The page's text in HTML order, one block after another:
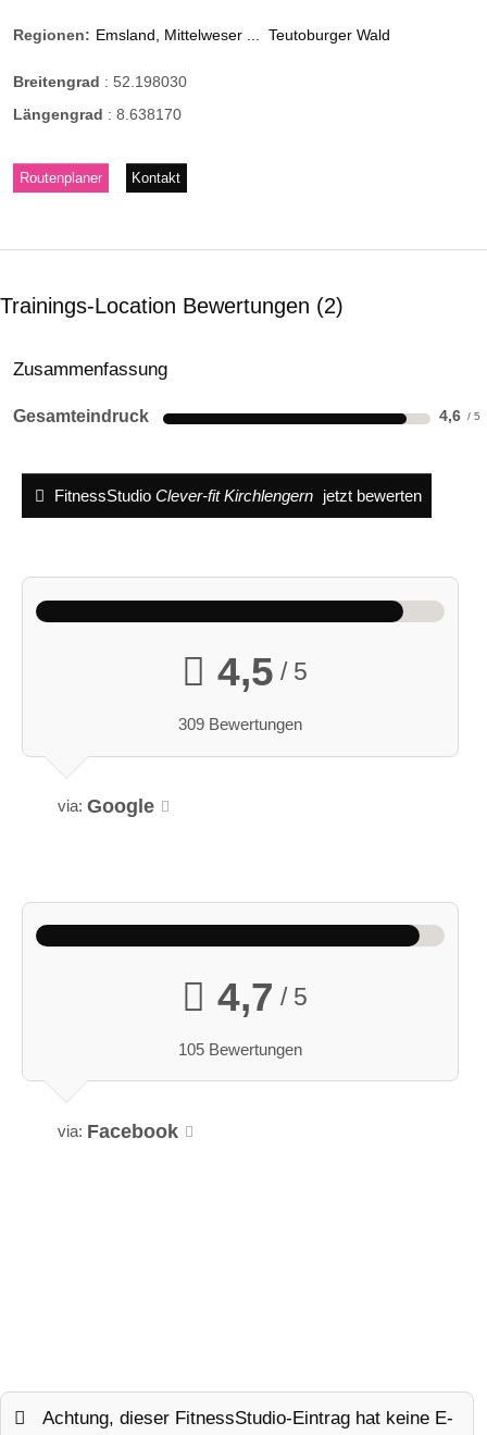
Regionen: Emsland, Mittelweser ... Teutoburger Wald
Breitengrad : 52.198030
Längengrad : 8.638170
Routenplaner Kontakt
Trainings-Location Bewertungen 2
Zusammenfassung
Gesamteindruck 4,6
FitnessStudio Clever-fit Kirchlengern jetzt bewerten
4,5 / 5
309 Bewertungen
via: Google
4,7 / 5
105 Bewertungen
via: Facebook
Achtung, dieser FitnessStudio-Eintrag hat keine E-